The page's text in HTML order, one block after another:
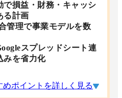
で損益・財務・キャッシ
る計画
管理で事業モデルを数
スプレッドシート連
みを省力化
めポイントを詳しく見る